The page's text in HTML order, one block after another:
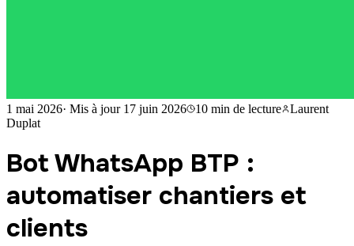
1 mai 2026· Mis à jour 17 juin 2026 10 min de lecture
Laurent
Duplat
Bot WhatsApp BTP :
automatiser chantiers et
clients